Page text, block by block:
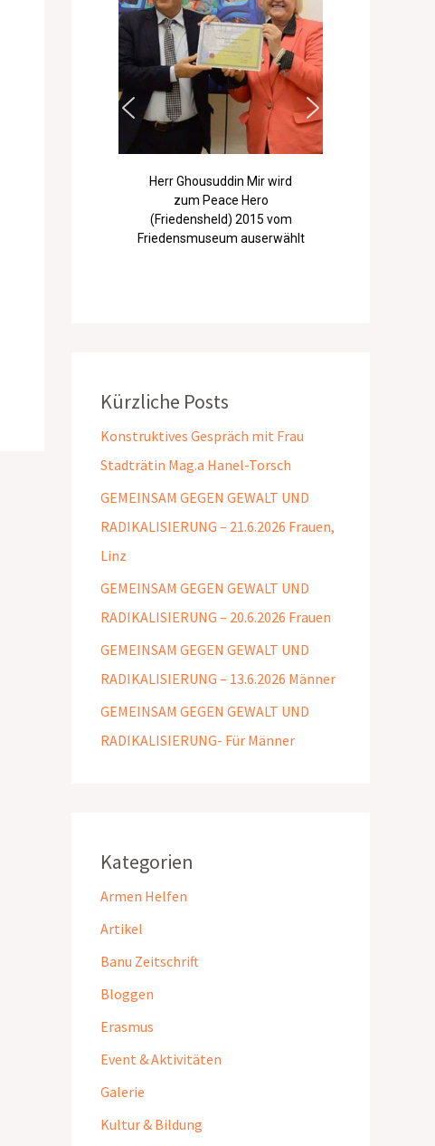
Herr Ghousuddin Mir wird
zum Peace Hero
(Friedensheld) 2015 vom
Friedensmuseum auserwählt
Kürzliche Posts
Konstruktives Gespräch mit Frau
Stadträtin Mag.a Hanel-Torsch
GEMEINSAM GEGEN GEWALT UND
RADIKALISIERUNG – 21.6.2026 Frauen,
Linz
GEMEINSAM GEGEN GEWALT UND
RADIKALISIERUNG – 20.6.2026 Frauen
GEMEINSAM GEGEN GEWALT UND
RADIKALISIERUNG – 13.6.2026 Männer
GEMEINSAM GEGEN GEWALT UND
RADIKALISIERUNG- Für Männer
Kategorien
Armen Helfen
Artikel
Banu Zeitschrift
Bloggen
Erasmus
Event & Aktivitäten
Galerie
Kultur & Bildung